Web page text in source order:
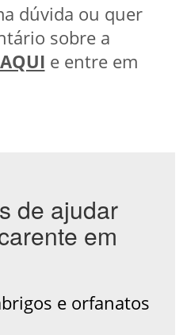
dúvida ou quer
sobre a
AQUI e entre em
de ajudar
em
e orfanatos